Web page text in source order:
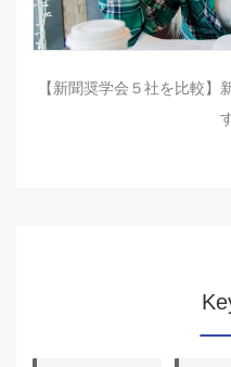
【新聞奨学会５社を比較